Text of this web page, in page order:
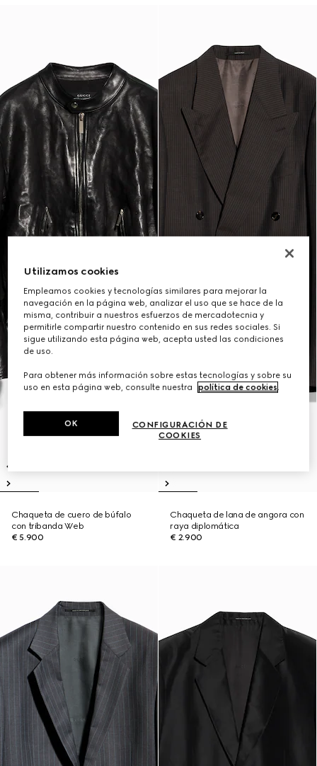
Chaqueta de cuero de búfalo
con tribanda Web
€ 5.900
Chaqueta de lana de angora con
raya diplomática
€ 2.900
Utilizamos cookies
Empleamos cookies y tecnologías similares para mejorar la
navegación en la página web, analizar el uso que se hace de la
misma, contribuir a nuestros esfuerzos de mercadotecnia y
permitirle compartir nuestro contenido en sus redes sociales. Si
sigue utilizando esta página web, acepta usted las condiciones
de uso.
Para obtener más información sobre estas tecnologías y sobre su
uso en esta página web, consulte nuestra
política de cookies.
CONFIGURACIÓN DE
COOKIES
OK